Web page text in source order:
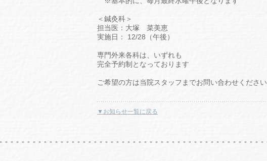
＜鍼灸科＞
担当医：大塚 菜美恵
実施日： 12/28（午後）
専門外来各科は、いずれも
完全予約制となっております
ご希望の方は当院スタッフまでお問い合わせください
▼お知らせ一覧に戻る